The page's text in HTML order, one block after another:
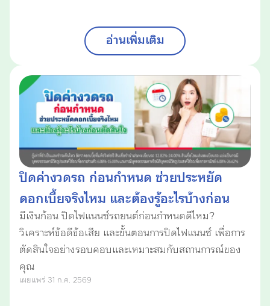
อ่านเพิ่มเติม
ปิดค่างวดรถ ก่อนกําหนด ช่วยประหยัด
ดอกเบี้ยจริงไหม และต้องรู้อะไรบ้างก่อน
ตัดสินใจ?
มีเงินก้อน ปิดไฟแนนซ์รถยนต์ก่อนกำหนดดีไหม?
วิเคราะห์ข้อดีข้อเสีย และขั้นตอนการปิดไฟแนนซ์ เพื่อการ
ตัดสินใจอย่างรอบคอบและเหมาะสมกับสถานการณ์ของ
คุณ
เผยแพร่ 31 ก.ค. 2569